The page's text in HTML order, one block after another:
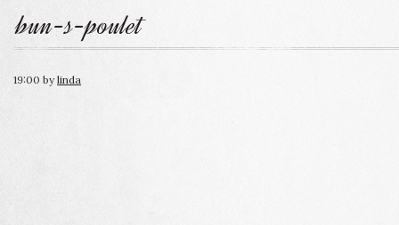
bun-s-poulet
19:00 bylinda